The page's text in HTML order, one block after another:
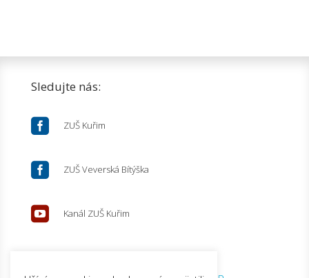
Sledujte nás:
 ZUŠ Kuřim
 ZUŠ Veverská Bítýška
 Kanál ZUŠ Kuřim